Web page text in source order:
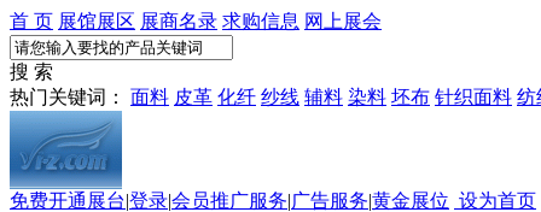
首 页 展馆展区 展商名录 求购信息 网上展会
搜 索
热门关键词： 面料 皮革 化纤 纱线 辅料 染料 坯布 针织面料 纺
免费开通展台|登录|会员推广服务|广告服务|黄金展位 设为首页